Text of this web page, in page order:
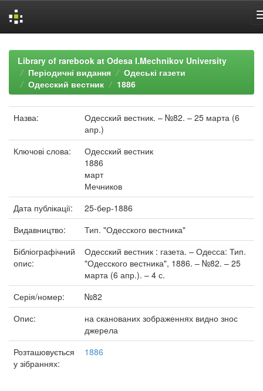
navigationLibrary of rarebook at Odesa I.Mechnikov University
Періодичні видання
Одеські газети
Одесский вестник
1886
Назва:
Одесский вестник. – №82. – 25 марта (6
апр.)
Ключові слова:
Одесский вестник
1886
март
Мечников
Дата публікації:
25-бер-1886
Видавництво:
Тип. "Одесского вестника"
Бібліографічний
опис:
Одесский вестник : газета. – Одесса: Тип.
"Одесского вестника", 1886. – №82. – 25
марта (6 апр.). – 4 с.
Серія/номер:
№82
Опис:
на сканованих зображеннях видно знос
джерела
Розташовується
у зібраннях:
1886